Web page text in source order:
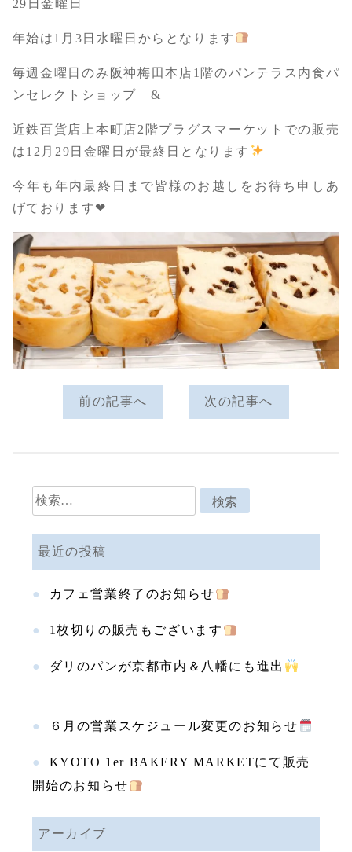
29日金曜日
年始は1月3日水曜日からとなります
毎週金曜日のみ阪神梅田本店1階のパンテラス内食パ
ンセレクトショップ &
近鉄百貨店上本町店2階プラグスマーケットでの販売
は12月29日金曜日が最終日となります
今年も年内最終日まで皆様のお越しをお待ち申しあ
げております❤︎
前の記事へ 次の記事へ
検
索:
最近の投稿
カフェ営業終了のお知らせ
1枚切りの販売もございます
ダリのパンが京都市内＆八幡にも進出
６月の営業スケジュール変更のお知らせ
KYOTO 1er BAKERY MARKETにて販売
開始のお知らせ
アーカイブ